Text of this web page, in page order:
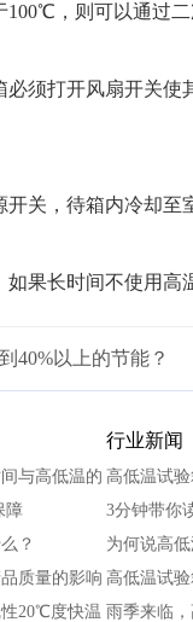
，则可以通过二
打开风扇开关使
，待箱内冷却至
长时间不使用高
40%以上的节能？
与高低温的
障
？
质量的影响
20℃度快温
行业新闻
高低温试
3分钟带你
为何说高
高低温试
雨季来临